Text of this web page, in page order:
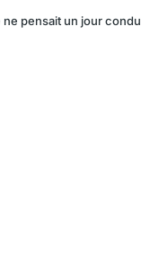
pensait un jour